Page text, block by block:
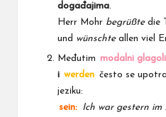
događajima.
Herr Mohr begrüßtedie
und wünschteallen viel
Međutim modalni glagoli
i werden često se
jeziku:
sein:
Ich war gestern im